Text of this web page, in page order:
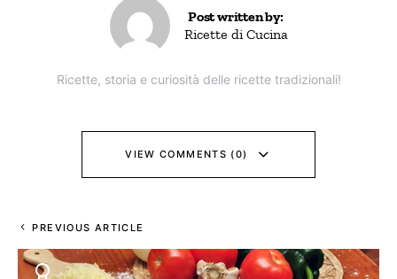
Post written by:
Ricette di Cucina
Ricette, storia e curiosità delle ricette tradizionali!
VIEW COMMENTS (0)
PREVIOUS ARTICLE